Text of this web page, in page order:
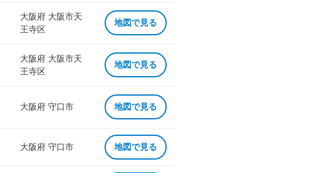
大阪府 大阪市天
王寺区
地図で見る
大阪府 大阪市天
王寺区
地図で見る
大阪府 守口市 地図で見る
大阪府 守口市 地図で見る